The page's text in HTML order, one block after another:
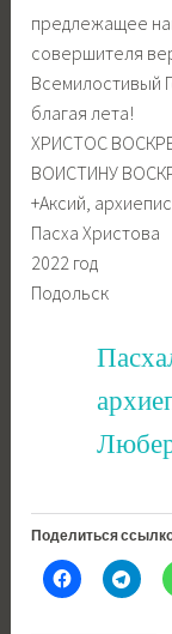
предлежащее
совершителя
Всемилостивый
благая лета!
ХРИСТОС
ВОИСТИНУ
+Аксий,
Пасха Христова
2022 год
Подольск
Поделиться